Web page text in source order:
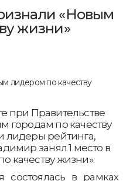
«Новым
жизни»
при Правительстве
городам по качеству
лидеры рейтинга,
занял 1 место в
качеству жизни».
состоялась в рамках